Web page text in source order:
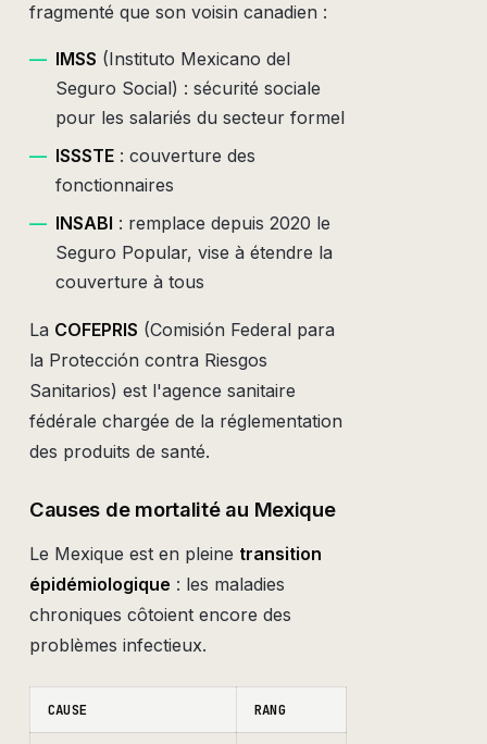
fragmenté que son voisin canadien :
— IMSS (Instituto Mexicano del
Seguro Social) : sécurité sociale
pour les salariés du secteur formel
— ISSSTE: couverture des
fonctionnaires
— INSABI : remplace depuis 2020 le
Seguro Popular, vise à étendre la
couverture à tous
La COFEPRIS (Comisión Federal para
la Protección contra Riesgos
Sanitarios) est l'agence sanitaire
fédérale chargée de la réglementation
des produits de santé.
Causes de mortalité au Mexique
Le Mexique est en pleine transition
épidémiologique : les maladies
chroniques côtoient encore des
problèmes infectieux.
CAUSE RANG